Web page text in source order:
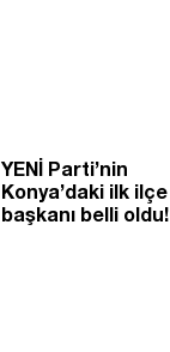
YENİ Parti’nin
Konya’daki ilk ilçe
başkanı belli oldu!